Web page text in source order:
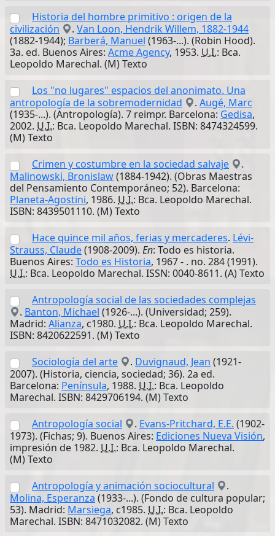
Historia del hombre primitivo : origen de la
civilización
. Van Loon, Hendrik Willem, 1882-1944
(1882-1944); Barberá, Manuel (1963-...). (Robin Hood).
3a. ed. Buenos Aires: Acme Agency, 1953. U.I.: Bca.
Leopoldo Marechal. (M) Texto
Los "no lugares" espacios del anonimato. Una
antropología de la sobremodernidad
. Augé, Marc
(1935-...). (Antropología). 7 reimpr. Barcelona: Gedisa,
2002. U.I.: Bca. Leopoldo Marechal. ISBN: 8474324599.
(M) Texto
Crimen y costumbre en la sociedad salvaje
.
Malinowski, Bronislaw(1884-1942). (Obras Maestras
del Pensamiento Contemporáneo; 52). Barcelona:
Planeta-Agostini, 1986. U.I.: Bca. Leopoldo Marechal.
ISBN: 8439501110. (M) Texto
Hace quince mil años, ferias y mercaderes. Lévi-
Strauss, Claude(1908-2009). En: Todo es historia.
Buenos Aires: Todo es Historia, 1967 - . no. 284 (1991).
U.I.: Bca. Leopoldo Marechal. ISSN: 0040-8611. (A) Texto
Antropología social de las sociedades complejas
. Banton, Michael (1926-...). (Universidad; 259).
Madrid: Alianza, c1980. U.I.: Bca. Leopoldo Marechal.
ISBN: 8420622591. (M) Texto
Sociología del arte
. Duvignaud, Jean (1921-
2007). (Historia, ciencia, sociedad; 36). 2a ed.
Barcelona: Península, 1988. U.I.: Bca. Leopoldo
Marechal. ISBN: 8429706194. (M) Texto
Antropología social
. Evans-Pritchard, E.E. (1902-
1973). (Fichas; 9). Buenos Aires: Ediciones Nueva Visión,
impresión de 1982. U.I.: Bca. Leopoldo Marechal.
(M) Texto
Antropología y animación sociocultural
.
Molina, Esperanza (1933-...). (Fondo de cultura popular;
53). Madrid: Marsiega, c1985. U.I.: Bca. Leopoldo
Marechal. ISBN: 8471032082. (M) Texto